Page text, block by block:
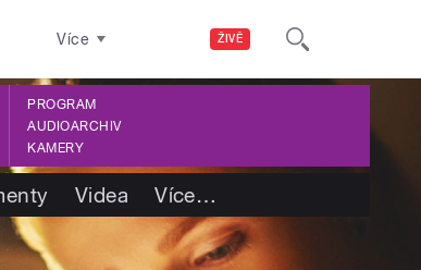
ŽIVĚ
Více
PROGRAM
AUDIOARCHIV
KAMERY
Videa Více…